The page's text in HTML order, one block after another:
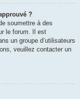
?
soumettre à des
le forum. Il est
un groupe d’utilisateurs
veuillez contacter un